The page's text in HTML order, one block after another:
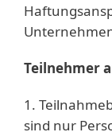
Teilnehmer
1.
sind nur